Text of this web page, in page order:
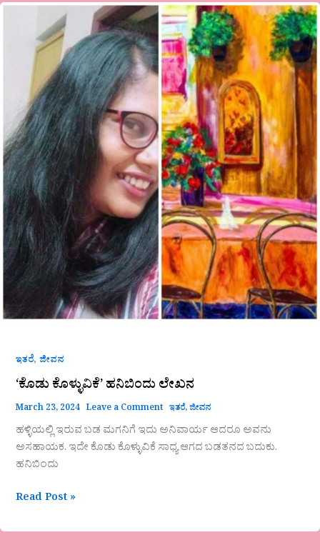
ಇತರೆ, ಜೀವನ
‘ಕೊಡು ಕೊಳ್ಳುವಿಕೆ’ ಹನಿಬಿಂದು ಲೇಖನ
March 23, 2024 Leave a Comment ಇತರೆ,ಜೀವನ
ಹಳ್ಳಿಯಲ್ಲಿ ಇರುವ ಬಡ ಮಗನಿಗೆ ಇದು ಅನಿವಾರ್ಯ ಆದರೂ ಅವನು
ಅಸಹಾಯಕ. ಇದೇ ಕೊಡು ಕೊಳ್ಳುವಿಕೆ ಸಾಧ್ಯ ಆಗದ ಬಡತನದ ಬದುಕು.
ಹನಿಬಿಂದು
‘ಕೊಡು
ಕೊಳ್ಳುವಿಕೆ’
ಹನಿಬಿಂದು
ಲೇಖನ
Read Post »